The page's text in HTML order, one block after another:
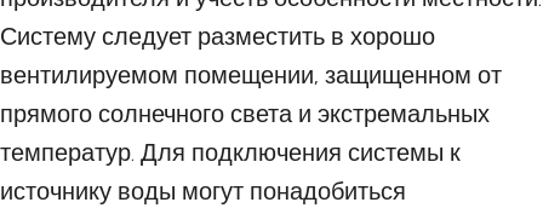
Систему следует разместить в хорошо
вентилируемом помещении, защищенном от
прямого солнечного света и экстремальных
температур. Для подключения системы к
источнику воды могут понадобиться